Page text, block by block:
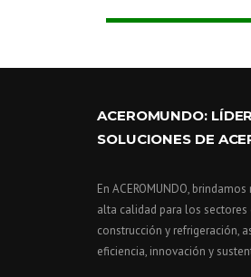
ACEROMUNDO:
SOLUCIONES DE
En ACEROMUNDO,
alta calidad para los sectores
construcción y refrigeración,
eficiencia, innovación y